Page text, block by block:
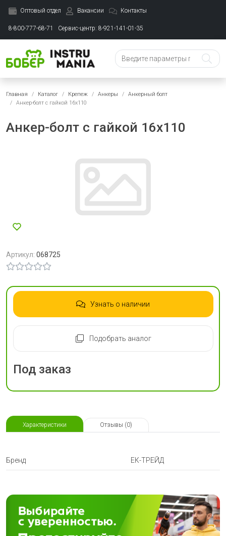
Оптовый отдел Вакансии Контакты
8-800-777-68-71 Сервис-центр: 8-921-141-01-35
Главная Каталог Крепеж Анкеры
Анкерный болт
Анкер-болт с гайкой 16х110
Анкер-болт с гайкой 16х110
Артикул: 068725
Узнать о наличии
Подобрать аналог
Под заказ
Характеристики Отзывы (0)
Бренд ЕК-ТРЕЙД